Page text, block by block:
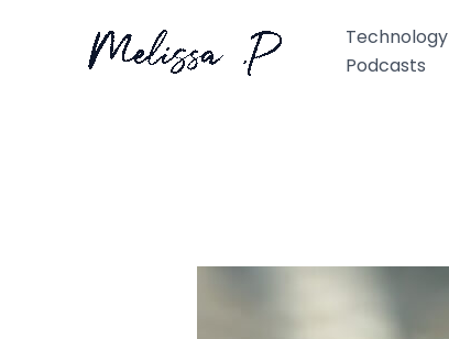
Technology
Podcasts